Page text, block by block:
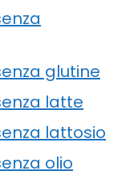
glutine
latte
lattosio
olio